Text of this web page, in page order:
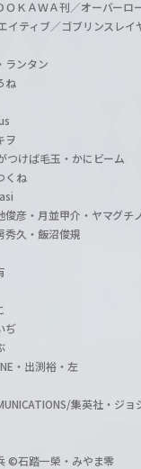
ＫＡＷＡ刊／オーバーロ
イティブ／ゴブリンスレ
ランタン
ね
ヲ
けば毛玉・かにビーム
くね
彦・月並甲介・ヤマグチ
久・飯沼俊規
ぢ
・出渕裕・左
集英社・ジ
©石踏一榮・みやま零